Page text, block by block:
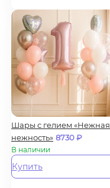
Шары с гелием «Нежная
нежность» 8730₽
В наличии
Купить